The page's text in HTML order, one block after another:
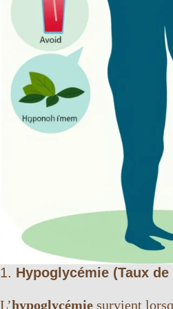
1. Hypoglycémie (Taux
L’hypoglycémie survient